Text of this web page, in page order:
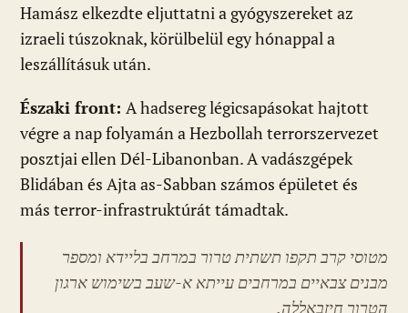
Hamász elkezdte eljuttatni a gyógyszereket az
izraeli túszoknak, körülbelül egy hónappal a
leszállításuk után.
Északi front: A hadsereg légicsapásokat hajtott
végre a nap folyamán a Hezbollah terrorszervezet
posztjai ellen Dél-Libanonban. A vadászgépek
Blidában és Ajta as-Sabban számos épületet és
más terror-infrastruktúrát támadtak.
מטוסי קרב תקפו תשתית טרור במרחב בליידא ומספר
מבנים צבאיים במרחבים עייתא א-שעב בשימוש ארגון
הטרור חיזבאללה.